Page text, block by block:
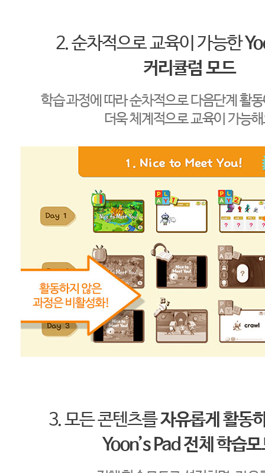
2. 순차적으로 교육이 가능한
커리큘럼 모드
학습 과정에 따라 순차적으로 다음단계 활
더욱 체계적으로 교육이 가능
3. 모든 콘텐츠를자유롭게 활동
Yoon’s Pad 전체 학습